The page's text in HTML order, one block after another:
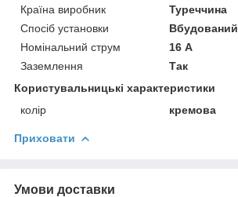
Країна виробник
Туреччина
Спосіб установки
Вбудований
Номінальний струм
16 А
Заземлення
Так
Користувальницькі характеристики
колір
кремова
Приховати
Умови доставки